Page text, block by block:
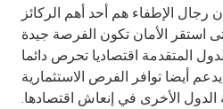
Germany
Malaysia
رجال الإطفاء هم أحد أهم الركائز
استقر الأمان تكون الفرصة جيدة
المتقدمة اقتصاديا تحرص دائما
أيضا توافر الفرص الاستثمارية
الدول الأخرى في إنعاش اقتصادها.